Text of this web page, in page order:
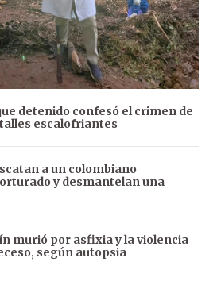
detenido confesó el crimen de
escalofriantes
a un colombiano
y desmantelan una
murió por asfixia y la violencia
según autopsia